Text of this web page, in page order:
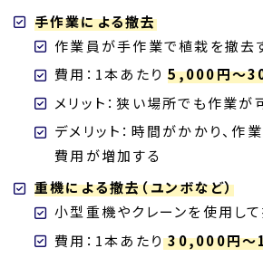
手作業による撤去
作業員が手作業で植栽を撤去
費用：1本あたり5,000円～
メリット：狭い場所でも作業が
デメリット：時間がかかり、作
費用が増加する
重機による撤去（ユンボなど）
小型重機やクレーンを使用し
費用：1本あたり 30,000円